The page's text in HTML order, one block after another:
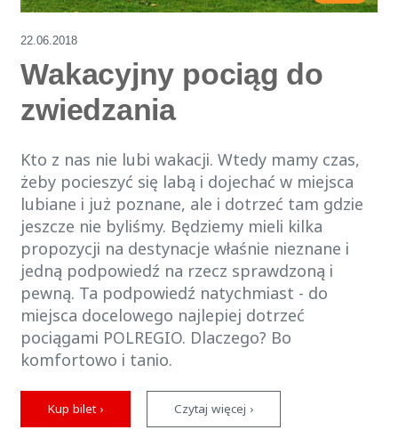
22.06.2018
Wakacyjny pociąg do
zwiedzania
Kto z nas nie lubi wakacji. Wtedy mamy czas,
żeby pocieszyć się labą i dojechać w miejsca
lubiane i już poznane, ale i dotrzeć tam gdzie
jeszcze nie byliśmy. Będziemy mieli kilka
propozycji na destynacje właśnie nieznane i
jedną podpowiedź na rzecz sprawdzoną i
pewną. Ta podpowiedź natychmiast - do
miejsca docelowego najlepiej dotrzeć
pociągami POLREGIO. Dlaczego? Bo
komfortowo i tanio.
Kup bilet › Czytaj więcej ›